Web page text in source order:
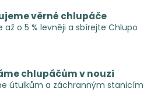
věrné chlupáče
až o 5 % levněji a sbírejte Chlupo
chlupáčům v nouzi
útulkům a záchranným stanicím